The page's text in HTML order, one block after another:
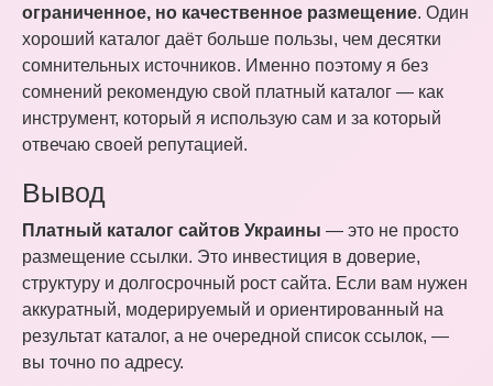
ограниченное, но качественное размещение. Один
хороший каталог даёт больше пользы, чем десятки
сомнительных источников. Именно поэтому я без
сомнений рекомендую свой платный каталог — как
инструмент, который я использую сам и за который
отвечаю своей репутацией.
Вывод
Платный каталог сайтов Украины — это не просто
размещение ссылки. Это инвестиция в доверие,
структуру и долгосрочный рост сайта. Если вам нужен
аккуратный, модерируемый и ориентированный на
результат каталог, а не очередной список ссылок, —
вы точно по адресу.